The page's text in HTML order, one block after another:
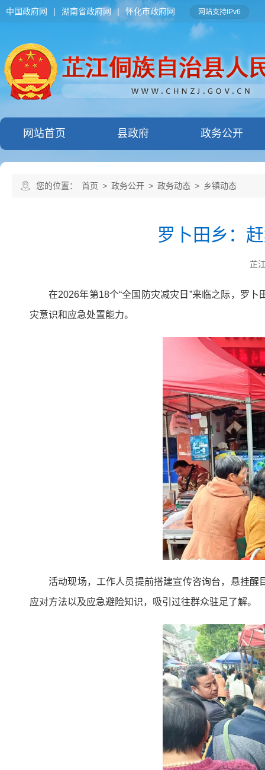
中国政府网 | 湖南省政府网 | 怀化市政府网 网站支持IPv6
网站首页 县政府 政务公开
您的位置： 首页 > 政务公开 > 政务动态 > 乡镇动态
罗卜田乡：
芷
在2026年第18个“全国防灾减灾日”来临之际，罗
灾意识和应急处置能力。
活动现场，工作人员提前搭建宣传咨询台，悬挂
应对方法以及应急避险知识，吸引过往群众驻足了解。